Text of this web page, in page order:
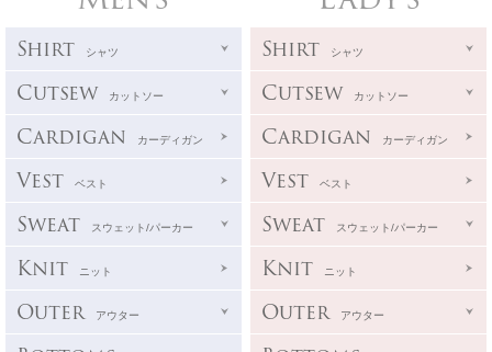
Shirt シャツ
Cutsew カットソー
Cardigan カーディガン
Vest ベスト
Sweat スウェット/パーカー
Knit ニット
Outer アウター
Shirt シャツ
Cutsew カットソー
Cardigan カーディガン
Vest ベスト
Sweat スウェット/パーカー
Knit ニット
Outer アウター